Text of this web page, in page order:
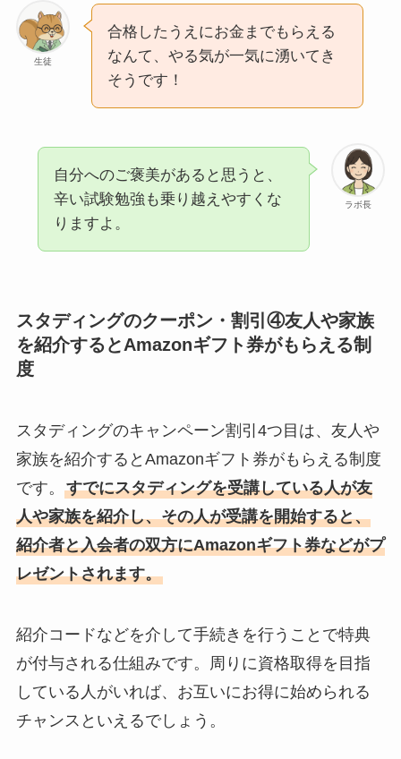
生徒
合格したうえにお金までもらえる
なんて、やる気が一気に湧いてき
そうです！
ラボ長
自分へのご褒美があると思うと、
辛い試験勉強も乗り越えやすくな
りますよ。
スタディングのクーポン・割引④友人や家族
を紹介するとAmazonギフト券がもらえる制
度
スタディングのキャンペーン割引4つ目は、友人や
家族を紹介するとAmazonギフト券がもらえる制度
です。 すでにスタディングを受講している人が友
人や家族を紹介し、その人が受講を開始すると、
紹介者と入会者の双方にAmazonギフト券などがプ
レゼントされます。
紹介コードなどを介して手続きを行うことで特典
が付与される仕組みです。周りに資格取得を目指
している人がいれば、お互いにお得に始められる
チャンスといえるでしょう。